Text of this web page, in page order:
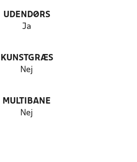
UDENDØRS
Ja
KUNSTGRÆS
Nej
MULTIBANE
Nej